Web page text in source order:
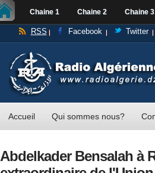
Chaine 1 Chaine 2 Chaine 3
RSS Facebook Twitter
Accueil Qui sommes nous?
Abdelkader Bensalah à